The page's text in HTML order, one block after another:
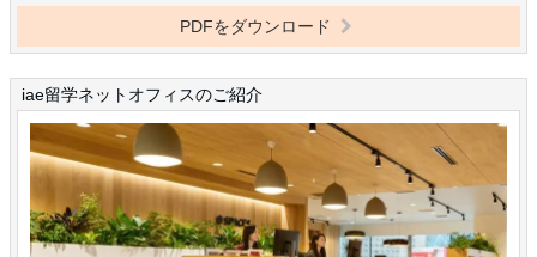
PDFをダウンロード
iae留学ネットオフィスのご紹介